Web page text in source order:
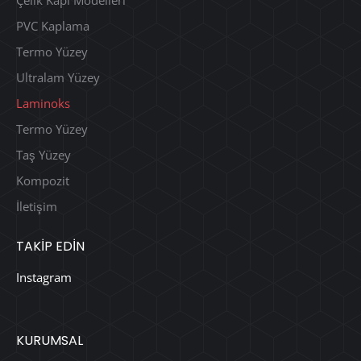
PVC Kaplama
Termo Yüzey
Ultralam Yüzey
Laminoks
Termo Yüzey
Taş Yüzey
Kompozit
İletişim
TAKİP EDİN
Instagram
KURUMSAL